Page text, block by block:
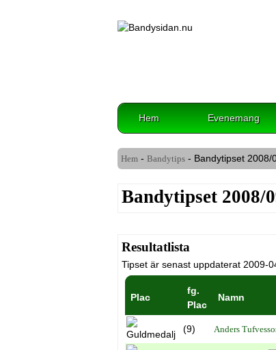
Hem Evenemang
Hem - Bandytips - Bandytipset 2008/
Bandytipset 2008/
Resultatlista
Tipset är senast uppdaterat 2009-
Plac
fg.
Plac
Namn
(9) Anders